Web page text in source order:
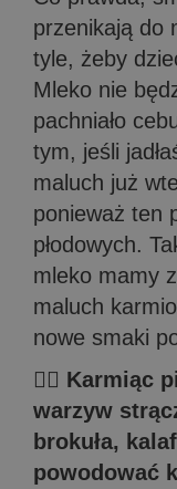
przenikają do
tyle, żeby
Mleko nie
pachniało
tym, jeśli
maluch już
ponieważ ten
płodowych.
mleko mamy
maluch
nowe smaki
🤦‍♀️ Karmiąc
warzyw
brokuła,
powodować